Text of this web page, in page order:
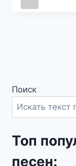
Поиск
Топ
песен: